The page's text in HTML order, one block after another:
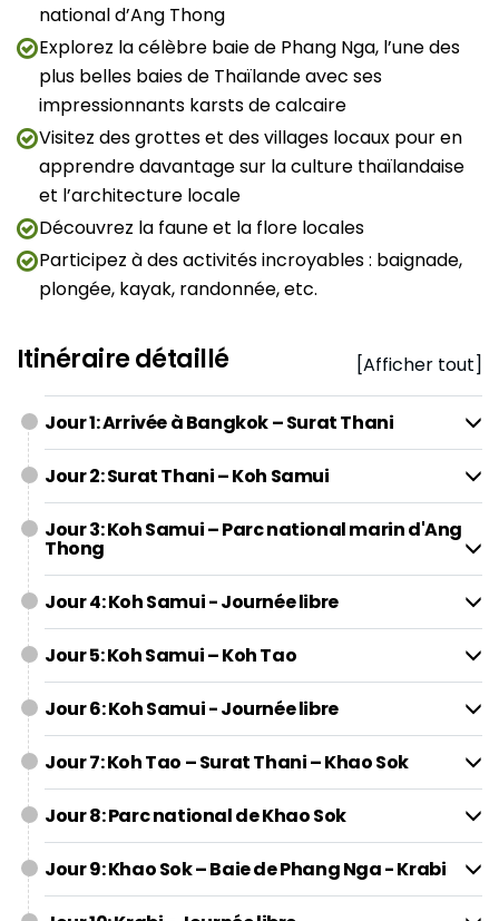
national d’Ang Thong
Explorez la célèbre baie de Phang Nga, l’une des
plus belles baies de Thaïlande avec ses
impressionnants karsts de calcaire
Visitez des grottes et des villages locaux pour en
apprendre davantage sur la culture thaïlandaise
et l’architecture locale
Découvrez la faune et la flore locales
Participez à des activités incroyables : baignade,
plongée, kayak, randonnée, etc.
Itinéraire détaillé [Afficher tout]
Jour 1: Arrivée à Bangkok – Surat Thani
Jour 2: Surat Thani – Koh Samui
Jour 3: Koh Samui – Parc national marin d'Ang
Thong
Jour 4: Koh Samui - Journée libre
Jour 5: Koh Samui – Koh Tao
Jour 6: Koh Samui - Journée libre
Jour 7: Koh Tao – Surat Thani – Khao Sok
Jour 8: Parc national de Khao Sok
Jour 9: Khao Sok – Baie de Phang Nga - Krabi